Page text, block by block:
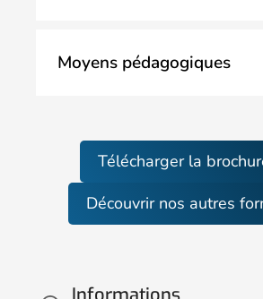
Moyens pédagogiques
Télécharger la
Découvrir nos autres